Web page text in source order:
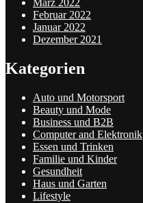
März 2022
Februar 2022
Januar 2022
Dezember 2021
Kategorien
Auto und Motorsport
Beauty und Mode
Business und B2B
Computer and Elektronik
Essen und Trinken
Familie und Kinder
Gesundheit
Haus und Garten
Lifestyle